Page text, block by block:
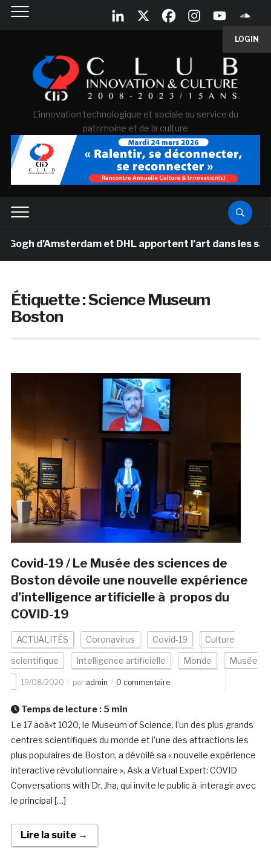
LOGIN
L'innovation technologique et sociale au service du
patrimoine et de la culture
d’Amsterdam et DHL apportent l’art dans les
Étiquette :Science Museum
Boston
Covid-19 / Le Musée des sciences de
Boston dévoile une nouvelle expérience
d’intelligence artificielle à propos du
COVID-19
ACTUALITÉS Coronavirus Covid-19 Culture
scientifique Intelligence artificielle Monde Musée
19/08/2020 par admin 0 commentaire
Temps de lecture : 5 min
Le 17 aoà»t 1020, le Museum of Science, l’un des plus grands
centres scientifiques du monde et l’une des attractions les
plus populaires de Boston, a dévoilé sa « nouvelle expérience
interactive révolutionnaire », Ask a Virtual Expert: COVID
Conversations with Dr. Jha, qui invite le public à interagir avec
le principal […]
Lire la suite →